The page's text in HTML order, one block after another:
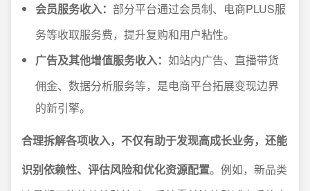
会员服务收入： 部分平台通过会员制、电商PLUS服
务等收取服务费，提升复购和用户粘性。
广告及其他增值服务收入： 如站内广告、直播带货
佣金、数据分析服务等，是电商平台拓展变现边界
的新引擎。
合理拆解各项收入，不仅有助于发现高成长业务，还能
识别依赖性、评估风险和优化资源配置。例如，新品类